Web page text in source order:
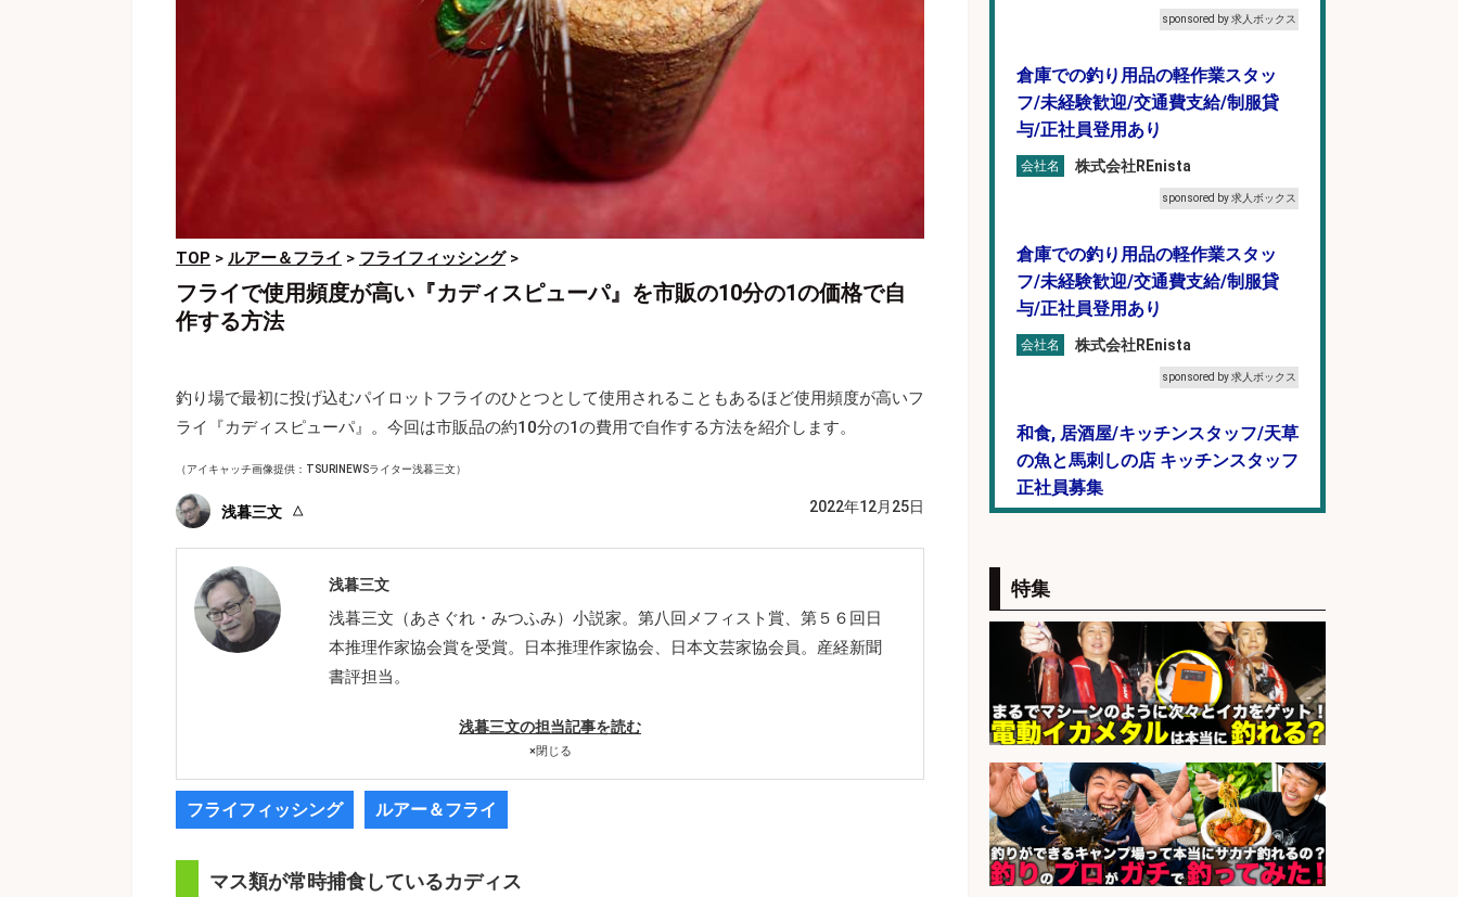
TOP > ルアー＆フライ > フライフィッシング>
フライで使用頻度が高い『カディスピューパ』を市販の10分の1の価格で自
作する方法
釣り場で最初に投げ込むパイロットフライのひとつとして使用されることもあるほど使用頻度が高いフ
ライ『カディスピューパ』。今回は市販品の約10分の1の費用で自作する方法を紹介します。
（アイキャッチ画像提供：TSURINEWSライター浅暮三文）
浅暮三文 2022年12月25日
浅暮三文
浅暮三文（あさぐれ・みつふみ）小説家。第八回メフィスト賞、第５６回日
本推理作家協会賞を受賞。日本推理作家協会、日本文芸家協会員。産経新聞
書評担当。
浅暮三文の担当記事を読む
×閉じる
フライフィッシング ルアー＆フライ
マス類が常時捕食しているカディス
sponsored by 求人ボックス
倉庫での釣り用品の軽作業スタッ
フ/未経験歓迎/交通費支給/制服貸
与/正社員登用あり
会社名 株式会社REnista
sponsored by 求人ボックス
倉庫での釣り用品の軽作業スタッ
フ/未経験歓迎/交通費支給/制服貸
与/正社員登用あり
会社名 株式会社REnista
sponsored by 求人ボックス
和食, 居酒屋/キッチンスタッフ/天草
の魚と馬刺しの店 キッチンスタッフ
正社員募集
釣り好き必見「釣具の設計開
発」/DAIWA公認製品/年休117日
会社名
株式会社スポーツライフプラネ
ッツ
sponsored by 求人ボックス
釣り具などの出荷作業
会社名 UTエージェント株式会社
sponsored by 求人ボックス
特集